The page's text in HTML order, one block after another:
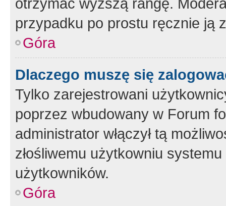
przypadku po prostu ręcznie ją
Góra
Dlaczego muszę się
Tylko zarejestrowani
poprzez wbudowany w Forum
administrator włączył tą
złośliwemu użytkowniu
użytkowników.
Góra